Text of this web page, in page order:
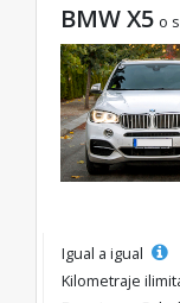
BMW X5 o
Igual a igual
Kilometraje